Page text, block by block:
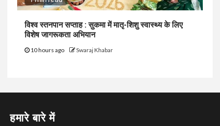
विश्व स्तनपान सप्ताह : सुकमा में मातृ-शिशु स्वास्थ्य के लिए
विशेष जागरूकता अभियान
10 hours ago Swaraj Khabar
हमारे बारे में